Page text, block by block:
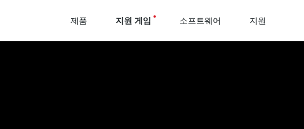
제품 지원 게임 소프트웨어 지원